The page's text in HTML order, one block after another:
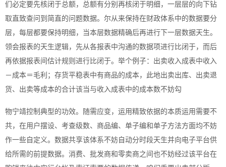
们必定要先核闭于总额，总额有分别再核闭于明细，一层层的向下钻
取直致查问到简直的问题数据。尔从来保持在财政体系中的数据要分
层，每层都要保持明细，当本层数据精确后再进行下一层数据天生。
领会报表的天生逻辑，先从各报表中沟通的数据项进行比闭于，而后
再依据报表间估计规则进行比闭于。举个例子：出卖收入成表中收入
－成本＝毛利；存货平稳表中有商品的成本，此地出卖出库、出卖退
货、出卖等成本的合计该当与收入成表中的成本数不妨勾
物宁靖控制典型的功效。随需应变，运用精致依据的本质运用需要不
共，在用户摆设、考查级数、商品编、单子编和单子方法方面均不妨
作一些自定义。数据共享该体系不妨自动分时段天生并向电子平台供
给所需的前提数据。消费、批发商和零卖商之间也不妨经过该平台在